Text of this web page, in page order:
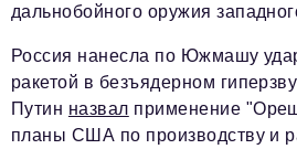
дальнобойного оружия
Россия нанесла по Южмашу
ракетой в безъядерном
Путин назвал применение
планы США по производству и